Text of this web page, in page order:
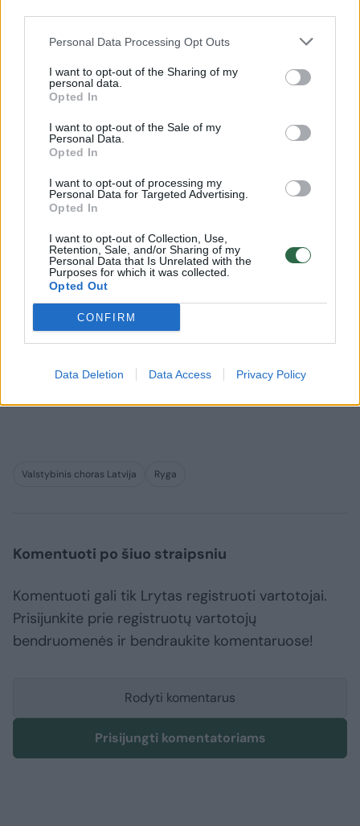
Personal Data Processing Opt Outs
I want to opt-out of the Sharing of my
personal data.
Opted In
I want to opt-out of the Sale of my
Personal Data.
Opted In
I want to opt-out of processing my
Personal Data for Targeted Advertising.
Opted In
I want to opt-out of Collection, Use,
Retention, Sale, and/or Sharing of my
Personal Data that Is Unrelated with the
Purposes for which it was collected.
Opted Out
CONFIRM
Data Deletion Data Access Privacy Policy
paskutinę sekundę.
Valstybinis choras Latvija Ryga
Komentuoti po šiuo straipsniu
Komentuoti gali tik Lrytas registruoti vartotojai.
Prisijunkite prie registruotų vartotojų
bendruomenės ir bendraukite komentaruose!
Rodyti komentarus
Prisijungti komentatoriams